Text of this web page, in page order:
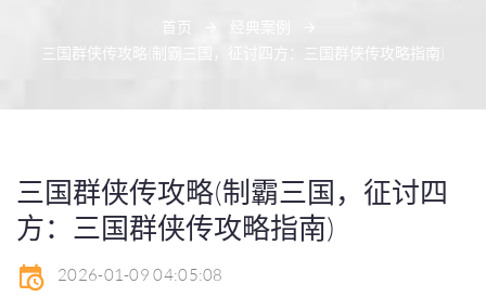
首页
三国群侠传攻略(制霸三国，征讨四方：三国群侠传攻略指南)
三国群侠传攻略(制霸三国，征讨四
方：三国群侠传攻略指南)
2026-01-09 04:05:08